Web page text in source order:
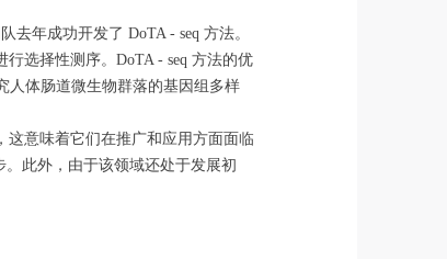
年成功开发了 DoTA - seq 方法。
选择性测序。DoTA - seq 方法的优
人体肠道微生物群落的基因组多样
意味着它们在推广和应用方面面临
此外，由于该领域还处于发展初